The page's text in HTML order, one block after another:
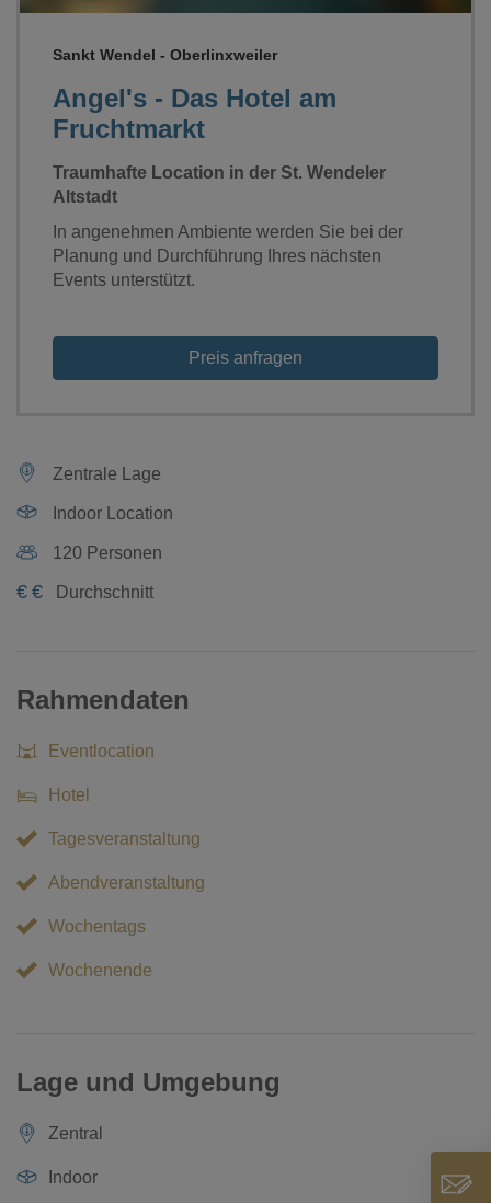
Angel's - Das Hotel am
Fruchtmarkt
Sankt Wendel - Oberlinxweiler
Traumhafte Location in der St. Wendeler
Altstadt
In angenehmen Ambiente werden Sie bei der
Planung und Durchführung Ihres nächsten
Events unterstützt.
Preis anfragen
Zentrale Lage
Indoor Location
120 Personen
€ € Durchschnitt
Rahmendaten
Eventlocation
Hotel
Tagesveranstaltung
Abendveranstaltung
Wochentags
Wochenende
Lage und Umgebung
Zentral
Indoor